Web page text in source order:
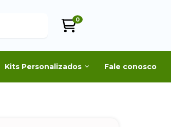
0
Kits Personalizados Fale conosco